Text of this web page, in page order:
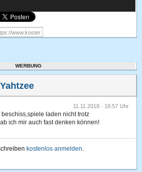
WERBUNG
11.11.2018 · 16:57 Uhr
beschiss,spiele laden nicht trotz
ich mir auch fast denken können!
kostenlos anmelden.